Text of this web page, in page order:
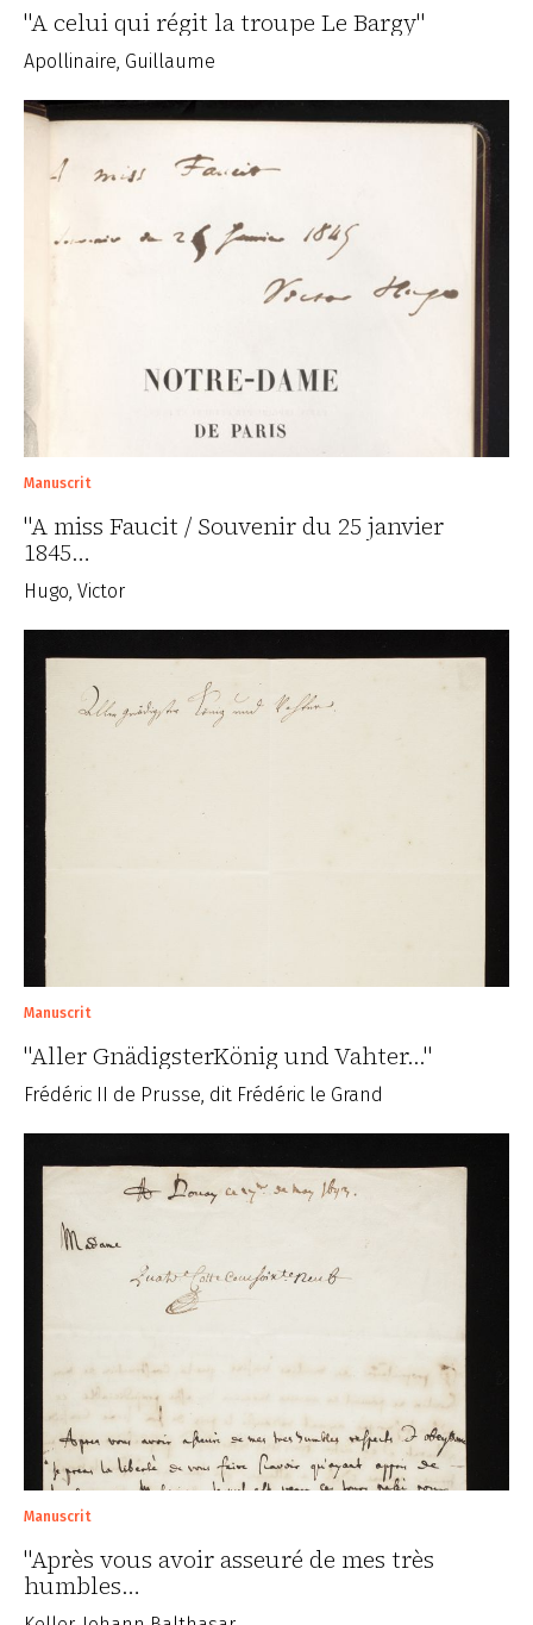
"A celui qui régit la troupe Le Bargy"
Apollinaire, Guillaume
Manuscrit
"A miss Faucit / Souvenir du 25 janvier
1845…
Hugo, Victor
Manuscrit
"Aller GnädigsterKönig und Vahter..."
Frédéric II de Prusse, dit Frédéric le Grand
Manuscrit
"Après vous avoir asseuré de mes très
humbles…